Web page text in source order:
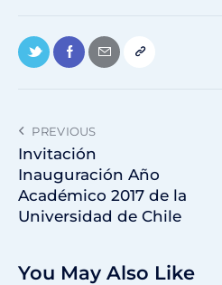
PREVIOUS
Invitación
Inauguración Año
Académico 2017 de la
Universidad de Chile
You May Also Like